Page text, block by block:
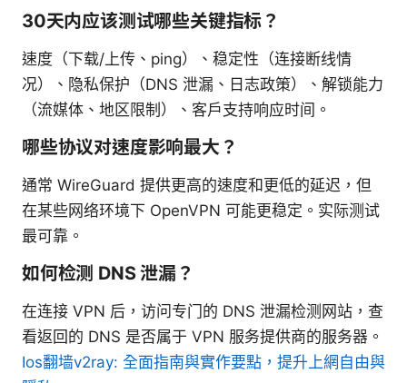
30天内应该测试哪些关键指标？
速度（下载/上传、ping）、稳定性（连接断线情
况）、隐私保护（DNS 泄漏、日志政策）、解锁能力
（流媒体、地区限制）、客户支持响应时间。
哪些协议对速度影响最大？
通常 WireGuard 提供更高的速度和更低的延迟，但
在某些网络环境下 OpenVPN 可能更稳定。实际测试
最可靠。
如何检测 DNS 泄漏？
在连接 VPN 后，访问专门的 DNS 泄漏检测网站，查
看返回的 DNS 是否属于 VPN 服务提供商的服务器。
Ios翻墙v2ray: 全面指南與實作要點，提升上網自由與